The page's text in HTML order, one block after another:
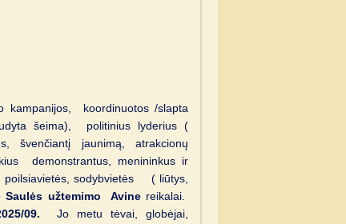
kampanijos, koordinuotos /slapta
šeima), politinius lyderius (
švenčiantį jaunimą, atrakcionų
demonstrantus, menininkus ir
poilsiavietės, sodybvietės ( liūtys,
Saulės užtemimo Avinereikalai.
09.
Jo metu tėvai, globėjai,